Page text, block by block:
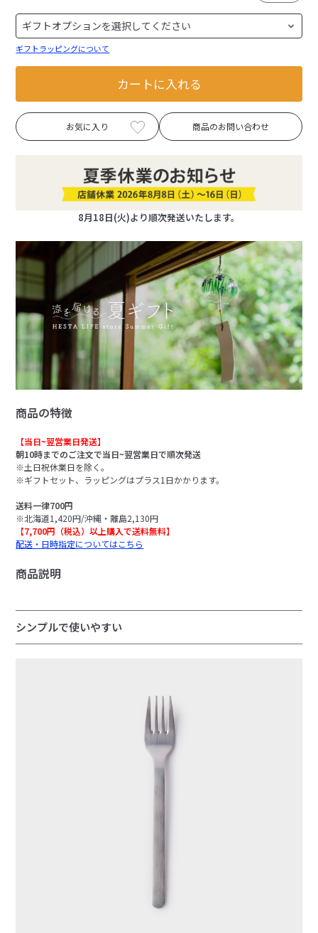
ギフトラッピングについて
カートに入れる
お気に入り 商品のお問い合わせ
8月18日(火)より順次発送いたします。
商品の特徴
【当日~翌営業日発送】
朝10時までのご注文で当日~翌営業日で順次発送
※土日祝休業日を除く。
※ギフトセット、ラッピングはプラス1日かかります。
送料一律700円
※北海道1,420円/沖縄・離島2,130円
【7,700円（税込）以上購入で送料無料】
配送・日時指定についてはこちら
商品説明
シンプルで使いやすい